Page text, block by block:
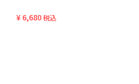
¥ 6,680税込